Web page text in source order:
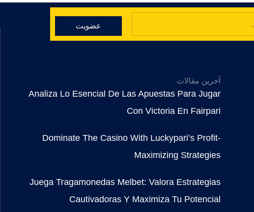
عضویت
آخرین مقالات
Analiza Lo Esencial De Las Apuestas Para Jugar
Con Victoria En Fairpari
Dominate The Casino With Luckypari’s Profit-
Maximizing Strategies
Juega Tragamonedas Melbet: Valora Estrategias
Cautivadoras Y Maximiza Tu Potencial